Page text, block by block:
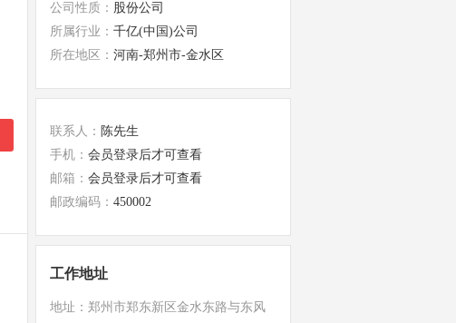
公司性质： 股份公司
所属行业： 千亿(中国)公司
所在地区： 河南-郑州市-金水区
联系人： 陈先生
手机： 会员登录后才可查看
邮箱： 会员登录后才可查看
邮政编码： 450002
工作地址
地址：郑州市郑东新区金水东路与东风